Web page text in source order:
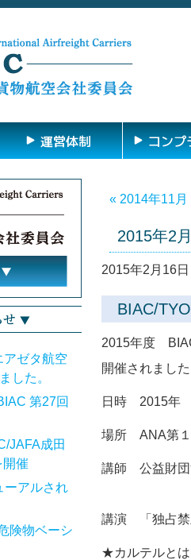
運営体制 コンプ
アゼタ航空
した。
第27回
JAFA成田
開催
ーアルされ
険物ベーシ
« 2014年11月
2015年2
2015年2月16
BIAC/
2015年度
開催されまし
日時 2015年
場所 ANA第
講師 公益財
講演 「独占禁
★カルテルと